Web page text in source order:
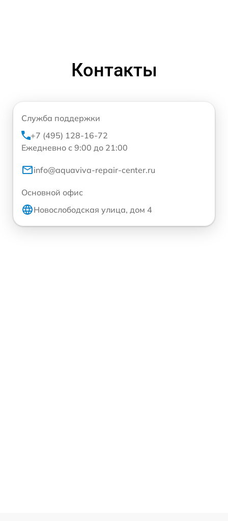
Контакты
Служба поддержки
+7 (495) 128-16-72
Ежедневно с 9:00 до 21:00
info@aquaviva-repair-center.ru
Основной офис
Новослободская улица, дом 4